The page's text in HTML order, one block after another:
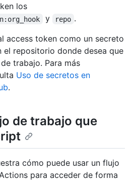
los
y repo .
access token como un secreto
el repositorio donde desea que
trabajo. Para más
Uso de secretos en
.
de trabajo que
cómo puede usar un flujo
para acceder de forma